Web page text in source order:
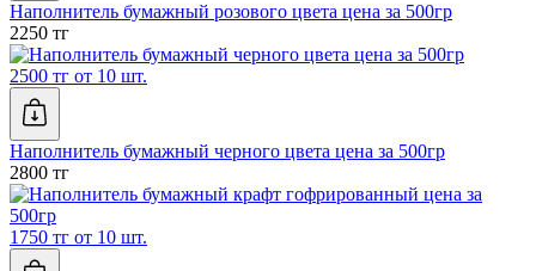
Наполнитель бумажный розового цвета цена за 500гр
2250 тг
2500 тг от 10 шт.
Наполнитель бумажный черного цвета цена за 500гр
2800 тг
1750 тг от 10 шт.